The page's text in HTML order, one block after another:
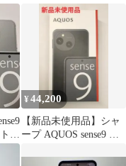
ト
¥44,200
【新品未使用品】シャ
ープ AQUOS sense9 ブ